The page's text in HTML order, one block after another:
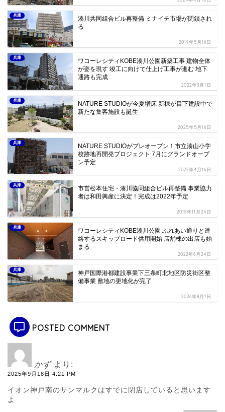
兵庫
湊川共同組合ビル再整備 ミナイチ市場が閉鎖され
る
2019年5月16日
兵庫
ワコーレシティKOBE湊川公園新築工事 建物全体
が姿を現す 竣工に向けて仕上げ工事が進む 地下
通路も完成
2022年3月1日
兵庫
NATURE STUDIOが今夏増床 新棟が目下建設中で
新たな集客施設も誕生
2025年5月16日
兵庫
NATURE STUDIOがプレオープン！市立湊山小学
校跡地再開発プロジェクト 7月にグランドオープ
ン予定
2022年4月16日
兵庫
市営松本住宅・湊川協同組合ビル再整備 事業協力
者は和田興産に決定！完成は2022年予定
2018年11月24日
兵庫
ワコーレシティKOBE湊川公園 ふれあい通りと連
絡するスキップロード供用開始 店舗棟の出店も始
まる
2022年6月24日
兵庫
神戸国際港都建設事業下三条町北地区防災街区整
備事業 敷地の更地化が完了
2026年8月1日
POSTED COMMENT
かず より:
2025年9月18日 4:21 PM
イオン神戸南のサンマルクはすでに閉店していると思います
よ